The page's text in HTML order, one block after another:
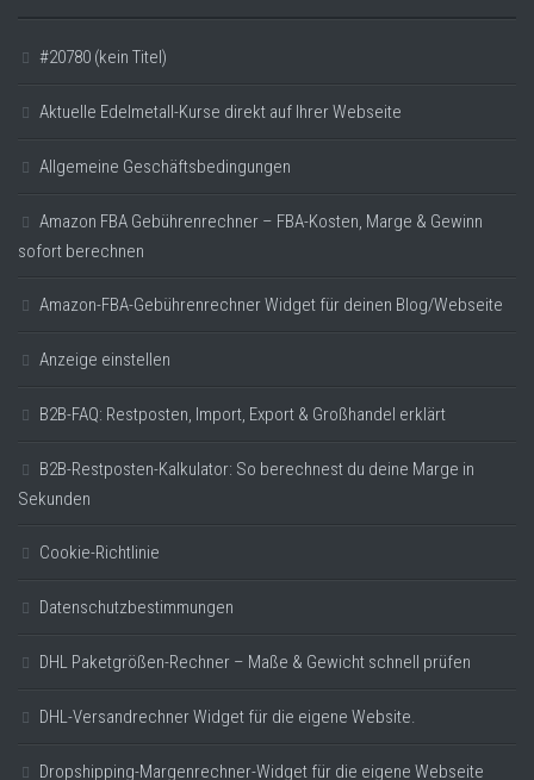
#20780 (kein Titel)
Aktuelle Edelmetall-Kurse direkt auf Ihrer Webseite
Allgemeine Geschäftsbedingungen
Amazon FBA Gebührenrechner – FBA-Kosten, Marge & Gewinn
sofort berechnen
Amazon-FBA-Gebührenrechner Widget für deinen Blog/Webseite
Anzeige einstellen
B2B-FAQ: Restposten, Import, Export & Großhandel erklärt
B2B-Restposten-Kalkulator: So berechnest du deine Marge in
Sekunden
Cookie-Richtlinie
Datenschutzbestimmungen
DHL Paketgrößen-Rechner – Maße & Gewicht schnell prüfen
DHL-Versandrechner Widget für die eigene Website.
Dropshipping-Margenrechner-Widget für die eigene Webseite